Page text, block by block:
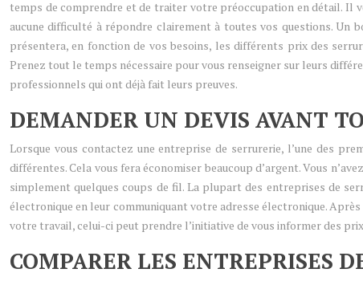
temps de comprendre et de traiter votre préoccupation en détail. Il
aucune difficulté à répondre clairement à toutes vos questions. Un
présentera, en fonction de vos besoins, les différents prix des
Prenez tout le temps nécessaire pour vous renseigner sur leurs
professionnels qui ont déjà fait leurs preuves.
DEMANDER UN DEVIS AVANT
Lorsque vous contactez une entreprise de serrurerie, l’une des
différentes. Cela vous fera économiser beaucoup d’argent. Vous
simplement quelques coups de fil. La plupart des entreprises de
électronique en leur communiquant votre adresse électronique.
votre travail, celui-ci peut prendre l’initiative de vous informer des
COMPARER LES ENTREPRISES